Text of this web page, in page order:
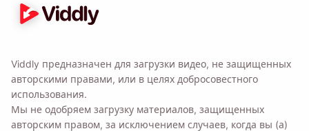
Viddly предназначен для загрузки видео, не защищенных
авторскими правами, или в целях добросовестного
использования.
Мы не одобряем загрузку материалов, защищенных
авторским правом, за исключением случаев, когда вы (а)
Напомни мне 🔔